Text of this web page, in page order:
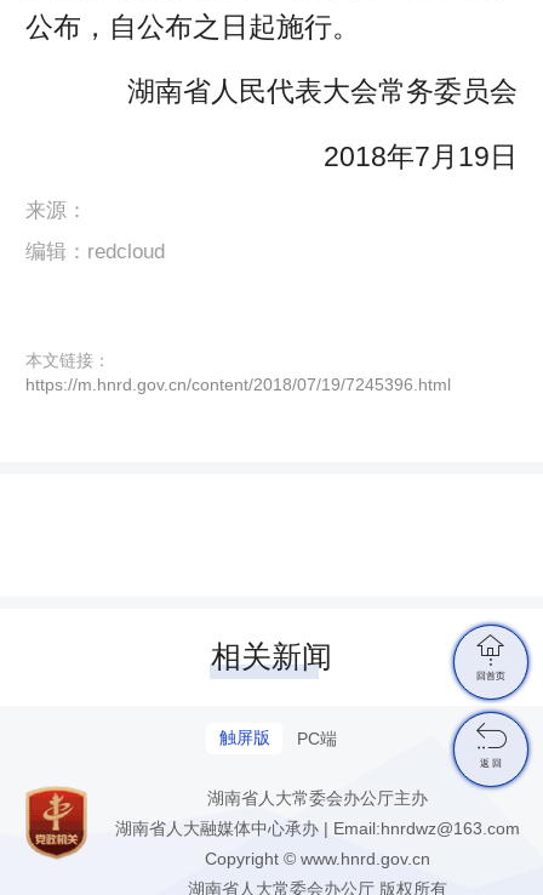
公布，自公布之日起施行。
湖南省人民代表大会常务委员会
2018年7月19日
来源：
编辑：redcloud
本文链接：
https://m.hnrd.gov.cn/content/2018/07/19/7245396.html
相关新闻
触屏版 PC端
湖南省人大常委会办公厅主办
湖南省人大融媒体中心承办 | Email:hnrdwz@163.com
Copyright © www.hnrd.gov.cn
湖南省人大常委会办公厅 版权所有

回首页

返 回